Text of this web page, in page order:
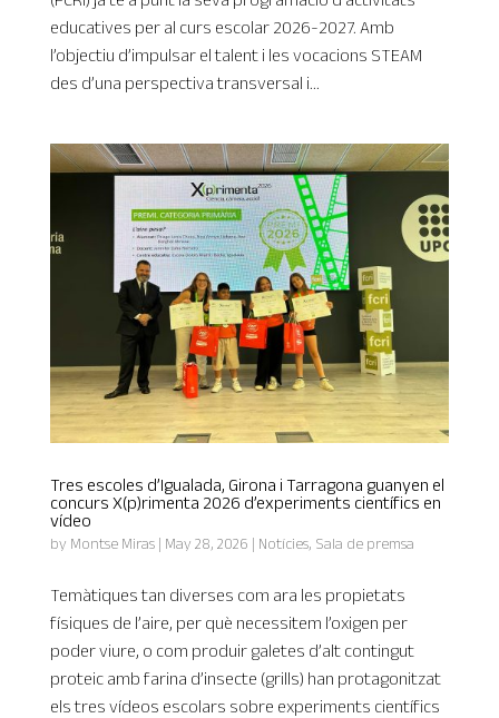
educatives per al curs escolar 2026-2027. Amb
l’objectiu d’impulsar el talent i les vocacions STEAM
des d’una perspectiva transversal i...
Tres escoles d’Igualada, Girona i Tarragona guanyen el
concurs X(p)rimenta 2026 d’experiments científics en
vídeo
by Montse Miras| May 28, 2026 | Notícies, Sala de premsa
Temàtiques tan diverses com ara les propietats
físiques de l’aire, per què necessitem l’oxigen per
poder viure, o com produir galetes d’alt contingut
proteic amb farina d’insecte (grills) han protagonitzat
els tres vídeos escolars sobre experiments científics